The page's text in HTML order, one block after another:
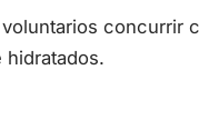
concurrir